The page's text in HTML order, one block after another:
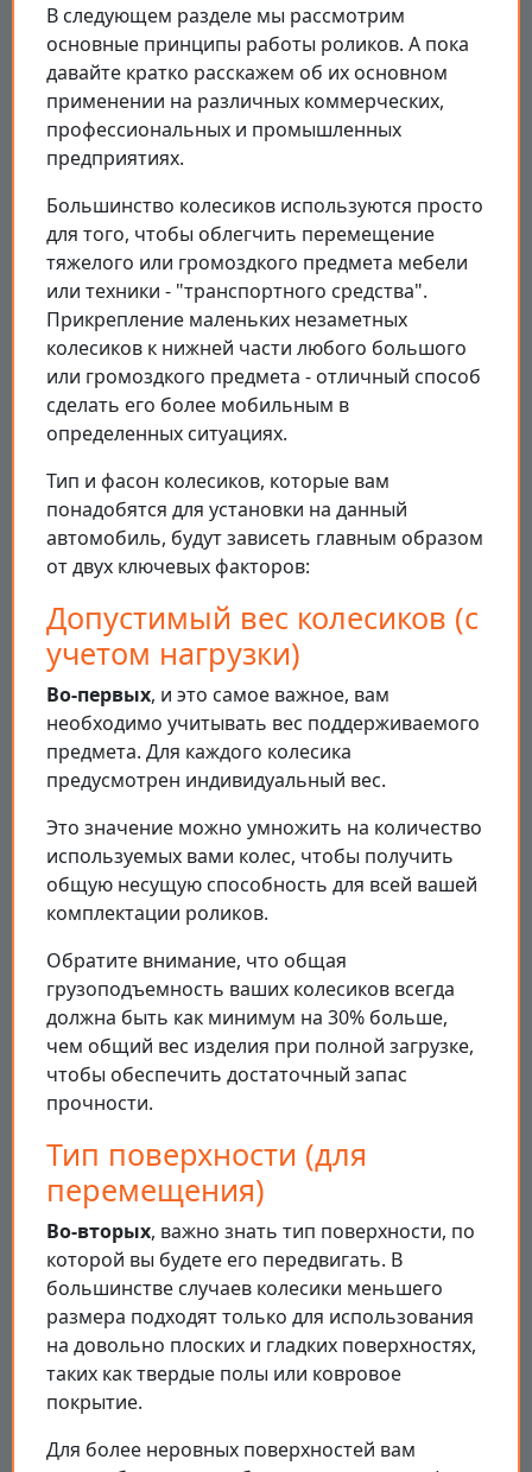
В следующем разделе мы рассмотрим
основные принципы работы роликов. А пока
давайте кратко расскажем об их основном
применении на различных коммерческих,
профессиональных и промышленных
предприятиях.
Большинство колесиков используются просто
для того, чтобы облегчить перемещение
тяжелого или громоздкого предмета мебели
или техники - "транспортного средства".
Прикрепление маленьких незаметных
колесиков к нижней части любого большого
или громоздкого предмета - отличный способ
сделать его более мобильным в
определенных ситуациях.
Тип и фасон колесиков, которые вам
понадобятся для установки на данный
автомобиль, будут зависеть главным образом
от двух ключевых факторов:
Допустимый вес колесиков (с
учетом нагрузки)
Во-первых, и это самое важное, вам
необходимо учитывать вес поддерживаемого
предмета. Для каждого колесика
предусмотрен индивидуальный вес.
Это значение можно умножить на количество
используемых вами колес, чтобы получить
общую несущую способность для всей вашей
комплектации роликов.
Обратите внимание, что общая
грузоподъемность ваших колесиков всегда
должна быть как минимум на 30% больше,
чем общий вес изделия при полной загрузке,
чтобы обеспечить достаточный запас
прочности.
Тип поверхности (для
перемещения)
Во-вторых, важно знать тип поверхности, по
которой вы будете его передвигать. В
большинстве случаев колесики меньшего
размера подходят только для использования
на довольно плоских и гладких поверхностях,
таких как твердые полы или ковровое
покрытие.
Для более неровных поверхностей вам